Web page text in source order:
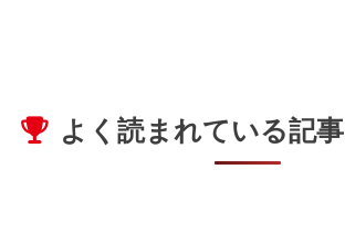
よく読まれている記事